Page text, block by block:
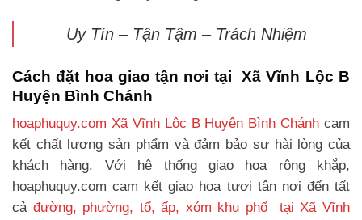
Uy Tín – Tận Tậm – Trách Nhiệm
Cách đặt hoa giao tận nơi tại Xã Vĩnh Lộc B
Huyện Bình Chánh
hoaphuquy.com Xã Vĩnh Lộc B Huyện Bình Chánh cam
kết chất lượng sản phẩm và đảm bảo sự hài lòng của
khách hàng. Với hệ thống giao hoa rộng khắp,
hoaphuquy.com cam kết giao hoa tươi tận nơi đến tất
cả đường, phường, tổ, ấp, xóm khu phố tại Xã Vĩnh